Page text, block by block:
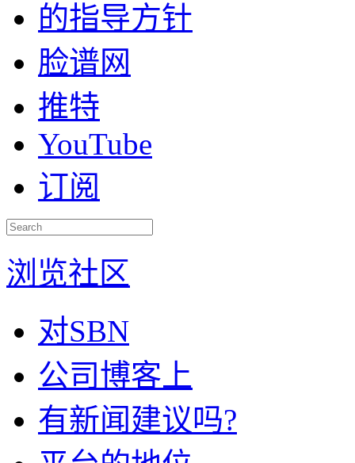
的指导方针
脸谱网
推特
YouTube
订阅
浏览社区
对SBN
公司博客上
有新闻建议吗?